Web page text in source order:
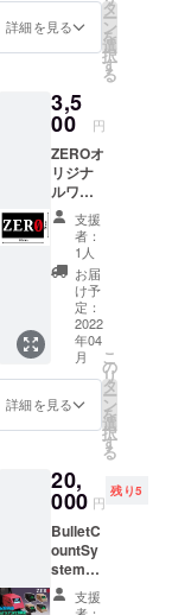
ジョン
に追加
機能を
る予定
です。
お届け
予定月
(3月)に
メール
をお送
りしま
す。
メール
が届い
た日か
ら当
クーポ
ンを使
用でき
ます。
三月末
までと
なりま
す。 ※
注意事
項 ・
クーポ
詳細を見る
タ
ー
ン
を
選
択
す
る
3,5
00 円
ZEROオ
リジナ
ルワッ
ペン！
※画像は
イメー
ジにな
ります
ZEROの
ロゴが
プリン
トされ
たベル
クロ式
のワッ
ペンで
のまま
アー
マーな
どに張
り付け
ること
ができ
ます！
支援
者：
1人
お届
け予
定：
2022
年04
月
詳細を見る
こ
の
リ
タ
ー
ン
を
選
択
す
る
20,
000 円
残り5
BulletC
ountSy
stem
ver1.2(
Black、
支援